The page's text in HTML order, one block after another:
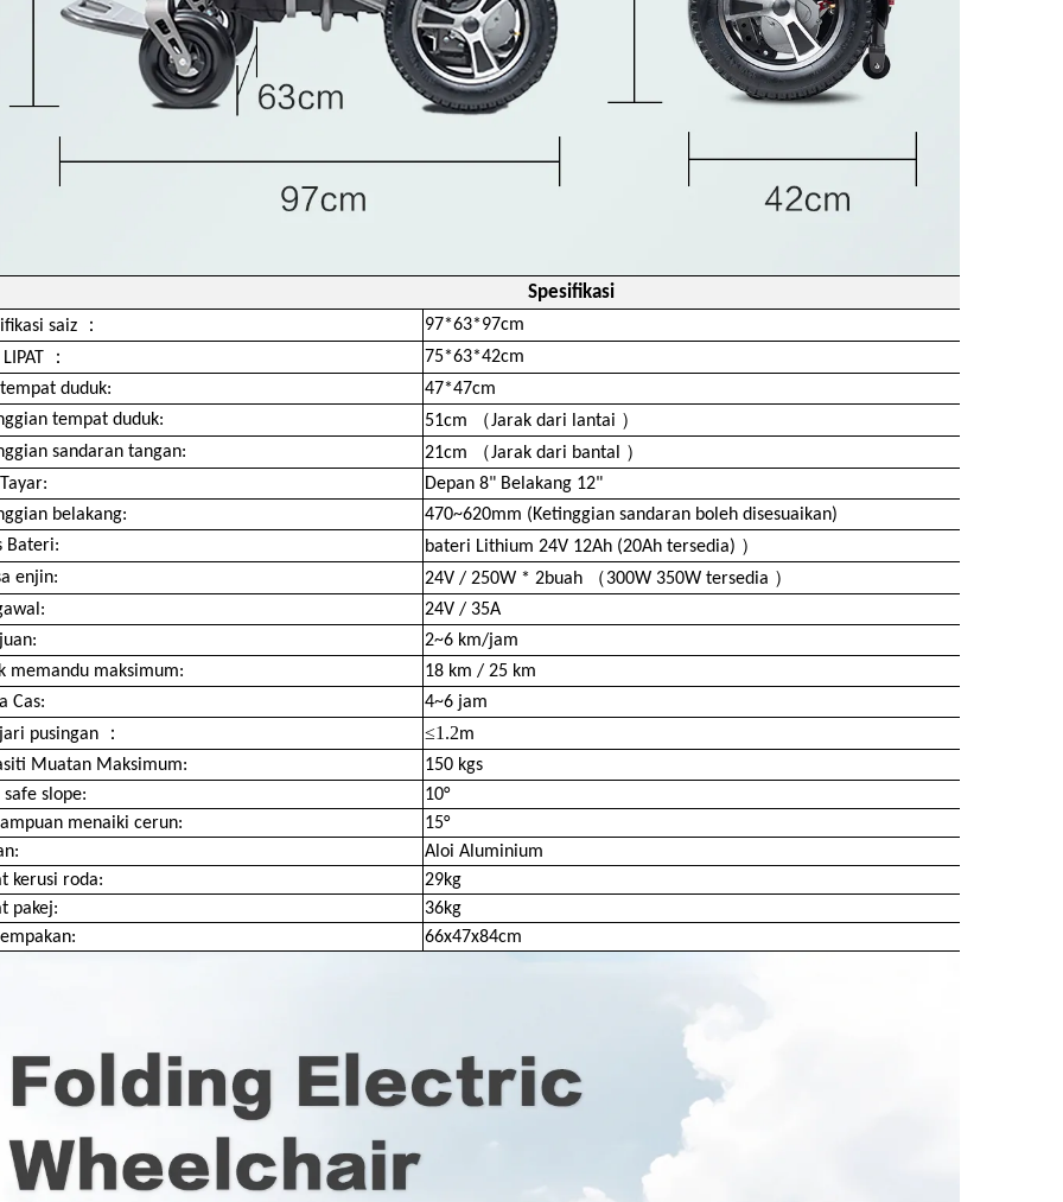
Spesifikasi
saiz ：
97*63*97cm
：
75*63*42cm
duduk:
47*47cm
tempat duduk:
51cm （Jarak dari lantai ）
sandaran tangan: 21cm （Jarak dari bantal ）
Depan 8" Belakang 12"
belakang:
470~620mm (Ketinggian sandaran boleh disesuaikan)
Bateri:
bateri Lithium 24V 12Ah (20Ah tersedia) ）
enjin: 24V / 250W * 2buah （300W 350W tersedia ）
24V / 35A
2~6 km/jam
memandu maksimum:
18 km / 25 km
Cas:
4~6 jam
pusingan
： ≤1.2m
Muatan Maksimum:
150 kgs
slope:
10°
menaiki cerun:
15°
Aloi Aluminium
kerusi roda:
29kg
pakej:
36kg
66x47x84cm